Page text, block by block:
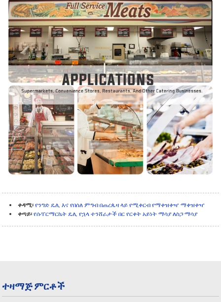
ቀዳሚ፡ የንግድ ዴሊ እና የበሰለ ምግብ በጠረጴዛ ላይ የሚቀርብ የማቀዝቀዣ ማቀዝቀዣ
ቀጣይ፡ የሱፐርማርኬት ዴሊ የኋላ ተንሸራታች በር የርቀት አይነት ማሳያ ለስጋ ማሳያ
ተዛማጅ ምርቶች